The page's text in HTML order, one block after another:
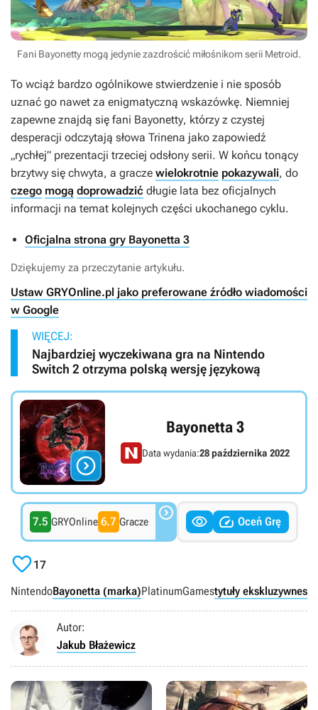
Fani Bayonetty mogą jedynie zazdrościć miłośnikom serii Metroid.
To wciąż bardzo ogólnikowe stwierdzenie i nie sposób
uznać go nawet za enigmatyczną wskazówkę. Niemniej
zapewne znajdą się fani Bayonetty, którzy z czystej
desperacji odczytają słowa Trinena jako zapowiedź
„rychłej” prezentacji trzeciej odsłony serii. W końcu tonący
brzytwy się chwyta, a gracze wielokrotnie pokazywali, do
czego mogą doprowadzić długie lata bez oficjalnych
informacji na temat kolejnych części ukochanego cyklu.
Oficjalna strona gry Bayonetta 3
Dziękujemy za przeczytanie artykułu.
Ustaw GRYOnline.pl jako preferowane źródło wiadomości
w Google
WIĘCEJ:
Najbardziej wyczekiwana gra na Nintendo
Switch 2 otrzyma polską wersję językową

Bayonetta 3
Data wydania:28 października 2022
7.5 GRYOnline 6.7 Gracze    Oceń Grę
17
NintendoBayonetta (marka)PlatinumGamestytuły ekskluzywne
Autor:
Jakub Błażewicz